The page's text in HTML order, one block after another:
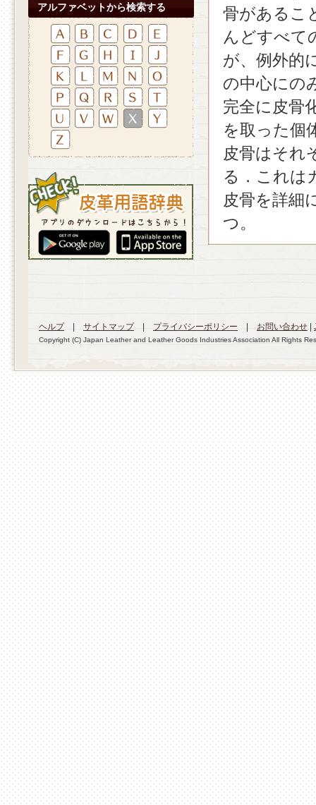
アルファベットから検索する
骨があるこ
んどすべて
が、例外的
の中心にの
完全に皮骨
を取った個
皮骨はそれ
る．これは
皮骨を詳細
つ。
ヘルプ| サイトマップ| プライバシーポリシー お問い合わせ
Copyright (C) Japan Leather and Leather Goods Industries Association All Rights